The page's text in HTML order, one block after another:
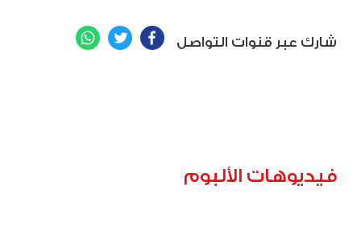
شارك عبر قنوات التواصل Facebook
Twitter
فيديوهات الألبوم